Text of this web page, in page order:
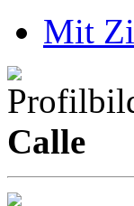
Mit
Calle